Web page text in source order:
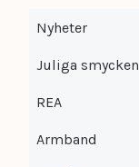
Nyheter
Juliga smycken
REA
Armband